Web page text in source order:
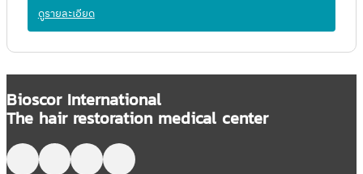
ดูรายละเอียด
Bioscor International
The hair restoration medical center
Follow me on Facebook
Follow me on X
Follow me on LinkedIn
Follow me on LinkedIn